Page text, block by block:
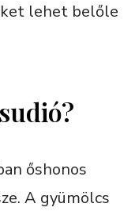
lehet belőle
őshonos
A gyümölcs